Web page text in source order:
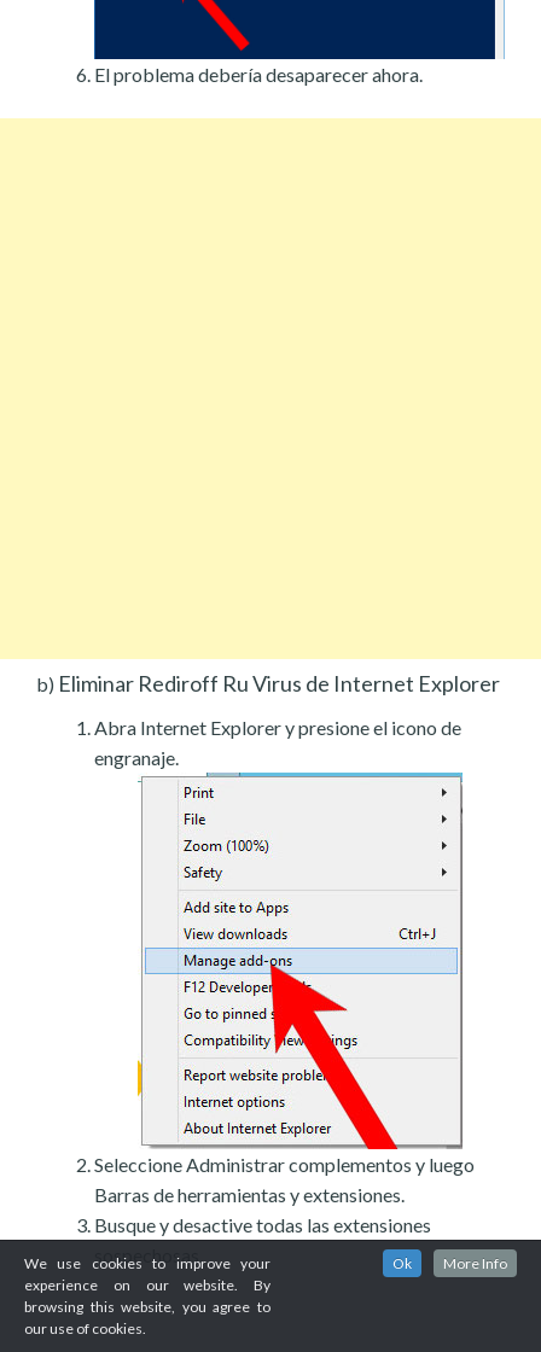
El problema debería desaparecer ahora.
b) Eliminar Rediroff Ru Virus de Internet Explorer
Abra Internet Explorer y presione el icono de
engranaje.
Seleccione Administrar complementos y luego
Barras de herramientas y extensiones.
Busque y desactive todas las extensiones
sospechosas.
We use cookies to improve your
experience on our website. By
browsing this website, you agree to
our use of cookies.
Ok More Info